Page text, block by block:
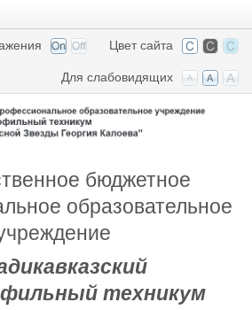
Цвет сайта
Для слабовидящих
бюджетное
образовательное
техникум